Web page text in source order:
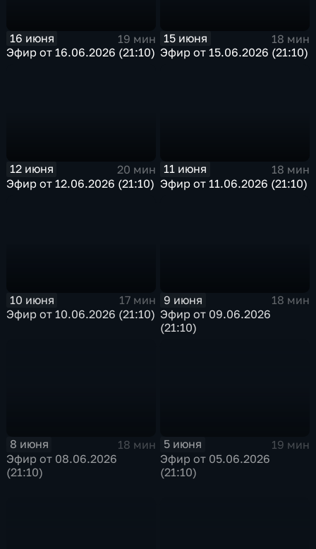
16 июня
19 мин
Эфир от 16.06.2026 (21:10)
15 июня
18 мин
Эфир от 15.06.2026 (21:10)
12 июня
20 мин
Эфир от 12.06.2026 (21:10)
11 июня
18 мин
Эфир от 11.06.2026 (21:10)
10 июня
17 мин
Эфир от 10.06.2026 (21:10)
9 июня
18 мин
Эфир от 09.06.2026
(21:10)
8 июня
18 мин
Эфир от 08.06.2026
(21:10)
5 июня
19 мин
Эфир от 05.06.2026
(21:10)